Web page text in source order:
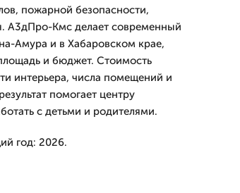
пожарной безопасности,
А3дПро-Кмс делает современный
Амура и в Хабаровском крае,
и бюджет. Стоимость
интерьера, числа помещений и
помогает центру
с детьми и родителями.
год: 2026.